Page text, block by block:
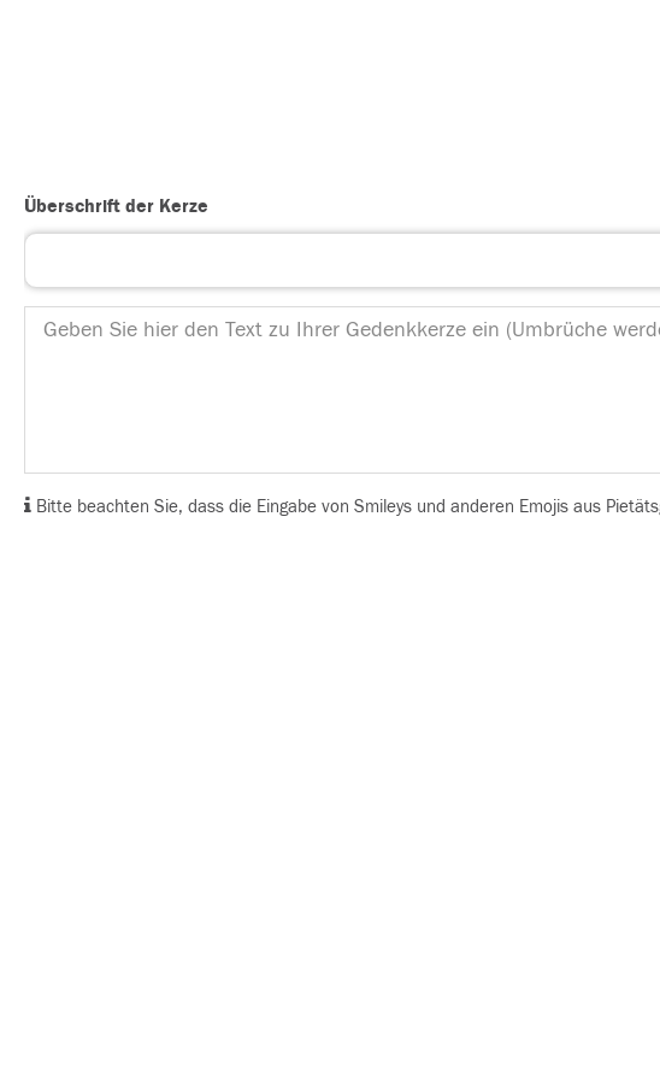
Überschrift der Kerze
Bitte beachten Sie, dass die Eingabe von Smileys und anderen Emojis aus